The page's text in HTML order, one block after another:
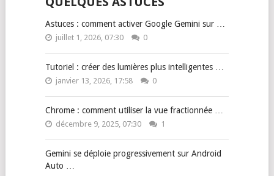
Astuces : comment activer Google Gemini sur …
juillet 1, 2026, 07:30 0
Tutoriel : créer des lumières plus intelligentes …
janvier 13, 2026, 17:58 0
Chrome : comment utiliser la vue fractionnée …
décembre 9, 2025, 07:30 1
Gemini se déploie progressivement sur Android
Auto …